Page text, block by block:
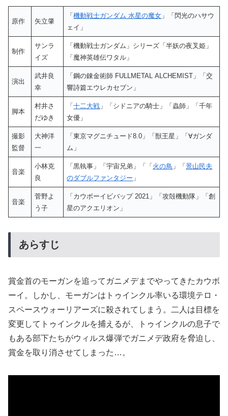
原作 矢立肇
「機動戦士ガンダム 水星の魔女 」「閃光のハサウ
ェイ」
制作
サンラ
イズ
「機動戦士ガンダム」シリーズ「半妖の夜叉姫」
「魔神英雄伝ワタル」
演出
武井良
幸
「鋼の錬金術師 FULLMETAL ALCHEMIST」「交
響詩篇エウレカセブン」
脚本
村井さ
だゆき
「十二大戦 」「シドニアの騎士」「蟲師」「千年
女優」
撮影
監督
大神洋
一
「東京マグニチュード8.0」「獣王星」「∀ガンダ
ム」
音楽
小林克
良
「黒執事」「宇宙兄弟」「「 火の鳥 」「景山民夫
のダブルファンタジー 」
音楽
菅野よ
う子
「カウボーイビバップ 2021」「攻殻機動隊」「創
星のアクエリオン」
あらすじ
賞金首のモーガンを追ってガニメデまでやってきたカウボ
ーイ。しかし、モーガンはトゥインクル率いる環境テロ・
スペースウォーリアーズに殺されてしまう。二人は目標を
変更してトゥインクルを捕えるが、トゥインクルの息子で
もある部下たちがウィルス爆弾でガニメデ政府を脅迫し、
賞金を取り消させてしまった…。